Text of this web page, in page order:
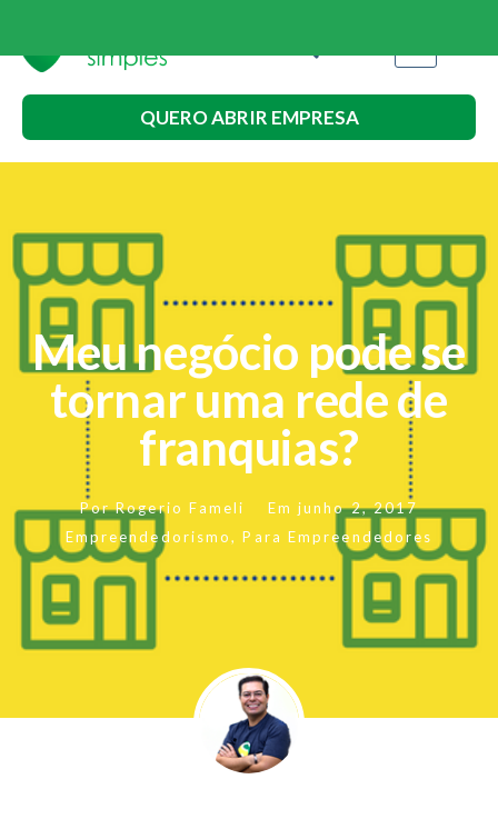
QUERO ABRIR EMPRESA
Meu negócio pode se
tornar uma rede de
franquias?
PorRogerio Fameli Em junho 2, 2017
Empreendedorismo,Para Empreendedores